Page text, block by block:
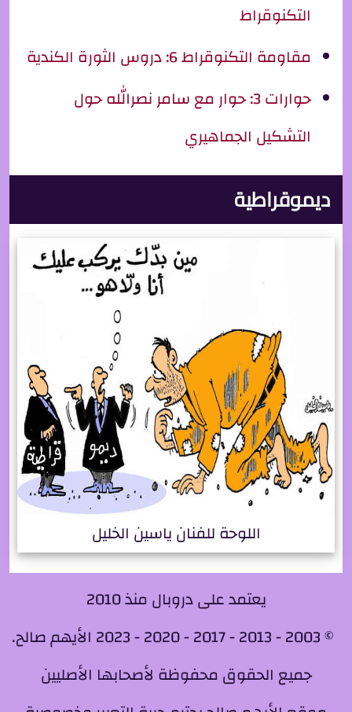
التكنوقراط
مقاومة التكنوقراط 6: دروس الثورة الكندية
حوارات 3: حوار مع سامر نصرالله حول
التشكيل الجماهيري
ديموقراطية
اللوحة للفنان ياسين الخليل
يعتمد على دروبال منذ 2010
© 2003 - 2013 - 2017 - 2020 - 2023 الأيهم صالح.
جميع الحقوق محفوظة لأصحابها الأصليين